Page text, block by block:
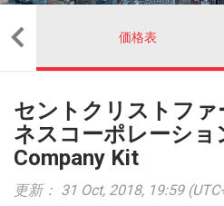
価格表
セントクリストフ
ネスコーポレーショ
Company Kit
更新： 31 Oct, 2018, 19:59